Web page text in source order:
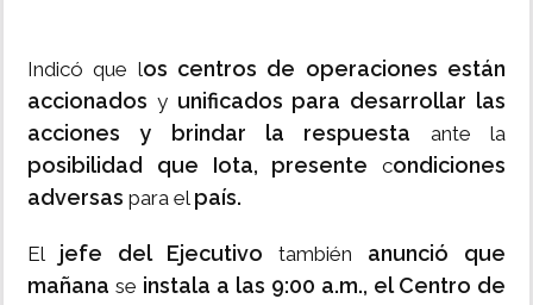
Indicó que los centros de operaciones están
accionados y unificados para desarrollar las
acciones y brindar la respuesta ante la
posibilidad que Iota, presente condiciones
adversas para el país.
El jefe del Ejecutivo también anunció que
mañana se instala a las 9:00 a.m., el Centro de